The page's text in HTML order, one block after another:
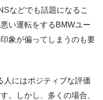
などでも話題になるこ
い運転をするBMWユー
象が偏ってしまうのも要
人にはポジティブな評価
。しかし、多くの場合、